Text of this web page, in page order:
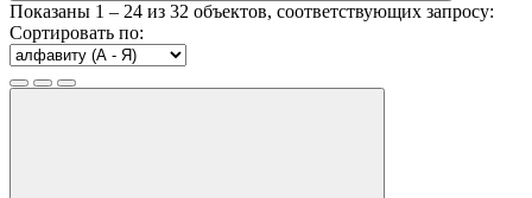
Показаны 1 – 24 из 32 объектов, соответствующих запросу:
Сортировать по: